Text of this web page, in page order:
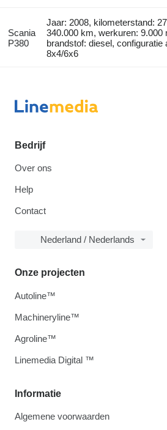
Scania
P380
Jaar: 2008, kilometerstand:
340.000 km, werkuren: 9.000
brandstof: diesel, configuratie
8x4/6x6
Bedrijf
Over ons
Help
Contact
Nederland / Nederlands
Informatie
Algemene voorwaarden
Onze projecten
Autoline™
Machineryline™
Agroline™
Linemedia Digital ™